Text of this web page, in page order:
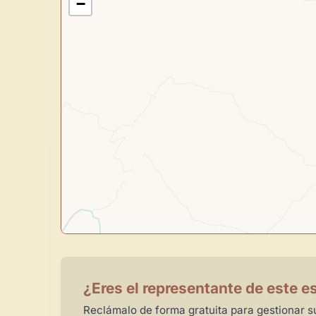
−
¿Eres el representante de este
Reclámalo de forma gratuita para gestionar